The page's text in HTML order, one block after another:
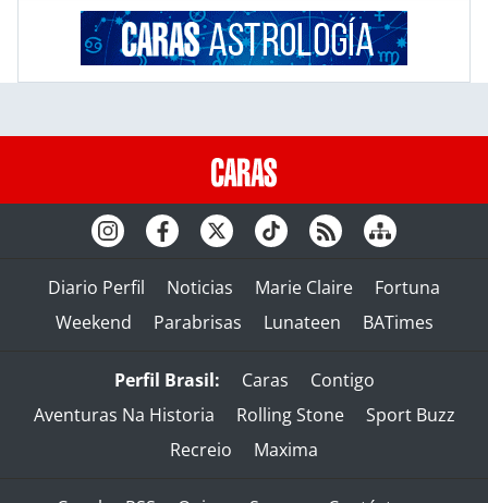
Diario Perfil Noticias Marie Claire
Fortuna
Weekend
Parabrisas Lunateen BATimes
Perfil Brasil: Caras
Contigo
Aventuras Na Historia
Rolling Stone
Sport Buzz
Recreio
Maxima